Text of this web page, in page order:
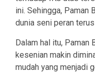
ini. Sehingga, Paman
dunia seni peran
Dalam hal itu, Paman
kesenian makin
mudah yang menjadi